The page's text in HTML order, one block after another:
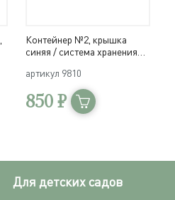
Контейнер №2, крышка
синяя / система хранения
артикул 9810
850 ₽
Для детских садов